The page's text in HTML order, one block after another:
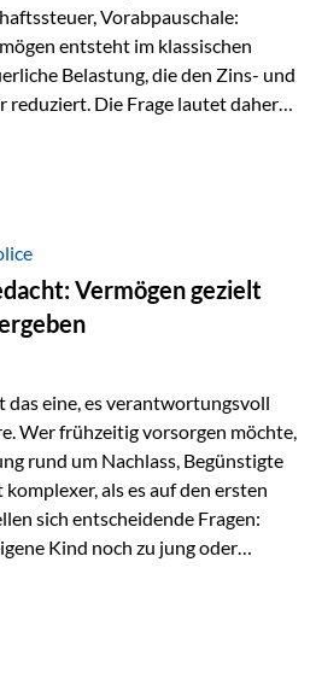
Vorabpauschale:
entsteht im klassischen
Belastung, die den Zins- und
reduziert. Die Frage lautet daher:
– sondern möglichst lange im
Fondsbesteuerung
Kein steuerlicher Abzug
Gebühren /
Steuerreporting erforderlich
werden laufend
Vermögen gezielt
das eine, es verantwortungsvoll
Wer frühzeitig vorsorgen möchte,
rund um Nachlass, Begünstigte
als es auf den ersten
sich entscheidende Fragen:
Kind noch zu jung oder
werden, dass Ex-Partner,